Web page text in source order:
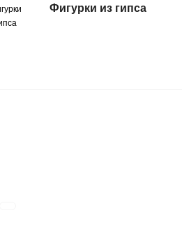
Фигурки из гипса